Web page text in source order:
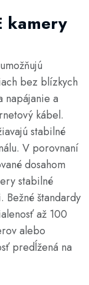
kamery
umožňujú
bez blízkych
napájanie a
kábel.
stabilné
V porovnaní
dosahom
stabilné
štandardy
až 100
alebo
predĺžená na